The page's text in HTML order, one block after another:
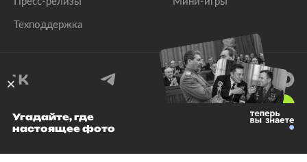
Техподдержка
© 1999–2026 Все права защищены.
Угадайте, где
настоящее фото